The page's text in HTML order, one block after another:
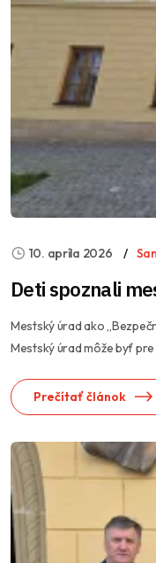
10. apríla 2026
Deti spoznali
Mestský úrad ako
Mestský úrad môže byť
Prečítať článok